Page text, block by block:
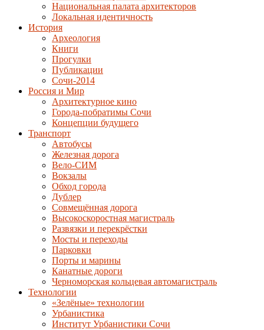
Национальная палата архитекторов
Локальная идентичность
История
Археология
Книги
Прогулки
Публикации
Сочи-2014
Россия и Мир
Архитектурное кино
Города-побратимы Сочи
Концепции будущего
Транспорт
Автобусы
Железная дорога
Вело-СИМ
Вокзалы
Обход города
Дублер
Совмещённая дорога
Высокоскоростная магистраль
Развязки и перекрёстки
Мосты и переходы
Парковки
Порты и марины
Канатные дороги
Черноморская кольцевая автомагистраль
Технологии
«Зелёные» технологии
Урбанистика
Институт Урбанистики Сочи